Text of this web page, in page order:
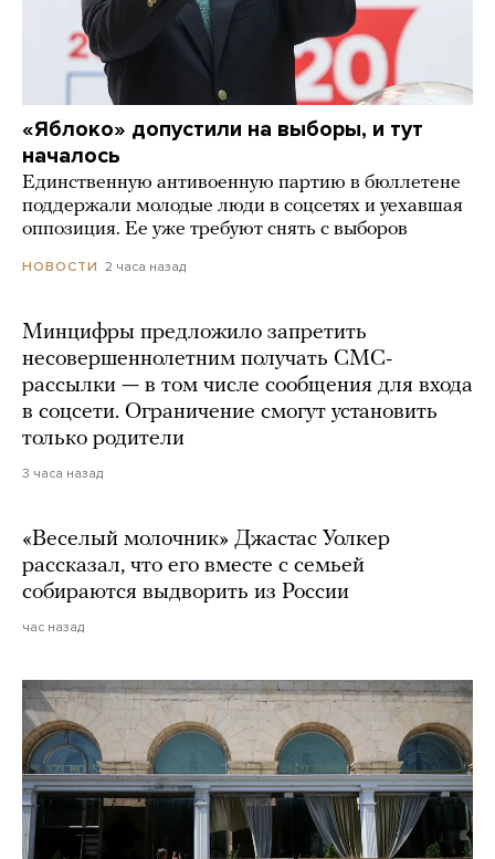
«Яблоко» допустили на выборы, и тут
началось
Единственную антивоенную партию в бюллетене
поддержали молодые люди в соцсетях и уехавшая
оппозиция. Ее уже требуют снять с выборов
НОВОСТИ 2 часа назад
Минцифры предложило запретить
несовершеннолетним получать СМС-
рассылки — в том числе сообщения для входа
в соцсети. Ограничение смогут установить
только родители
3 часа назад
«Веселый молочник» Джастас Уолкер
рассказал, что его вместе с семьей
собираются выдворить из России
час назад